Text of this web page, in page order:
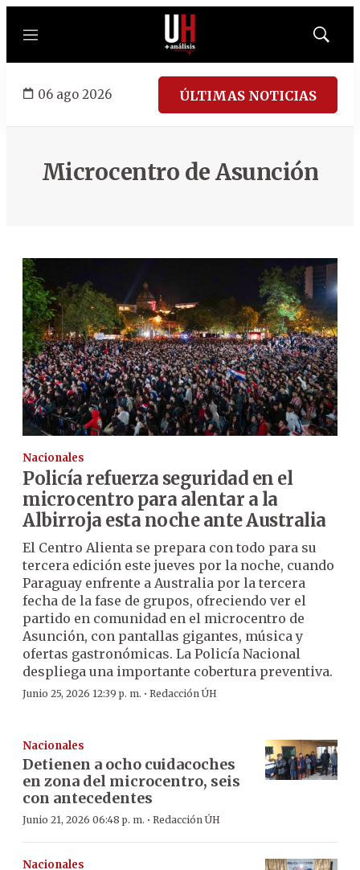
Menú
Mostrar
06 ago 2026 ÚLTIMAS NOTICIAS
Microcentro de Asunción
Nacionales
Policía refuerza seguridad en el
microcentro para alentar a la
Albirroja esta noche ante Australia
El Centro Alienta se prepara con todo para su
tercera edición este jueves por la noche, cuando
Paraguay enfrente a Australia por la tercera
fecha de la fase de grupos, ofreciendo ver el
partido en comunidad en el microcentro de
Asunción, con pantallas gigantes, música y
ofertas gastronómicas. La Policía Nacional
despliega una importante cobertura preventiva.
Junio 25, 2026 12:39 p. m. · Redacción ÚH
Nacionales
Detienen a ocho cuidacoches
en zona del microcentro, seis
con antecedentes
Junio 21, 2026 06:48 p. m. · Redacción ÚH
Nacionales